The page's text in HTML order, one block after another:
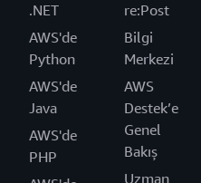
.NET
AWS'de
Python
AWS'de
Java
AWS'de
PHP
re:Post
Bilgi
Merkezi
AWS
Destek’e
Genel
Bakış
Uzman